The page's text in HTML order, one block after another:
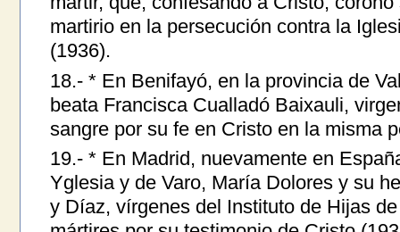
martirio en la persecución contra la
(1936).
18.- * En Benifayó, en la provincia de
beata Francisca Cualladó Baixauli,
sangre por su fe en Cristo en la misma
19.- * En Madrid, nuevamente en
Yglesia y de Varo, María Dolores y su
y Díaz, vírgenes del Instituto de Hijas